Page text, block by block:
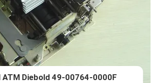
Diebold 49-00764-0000F